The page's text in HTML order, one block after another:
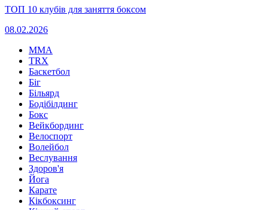
ТОП 10 клубів для заняття боксом
08.02.2026
MMA
TRX
Баскетбол
Біг
Більярд
Бодібілдинг
Бокс
Вейкбординг
Велоспорт
Волейбол
Веслування
Здоров'я
Йога
Карате
Кікбоксинг